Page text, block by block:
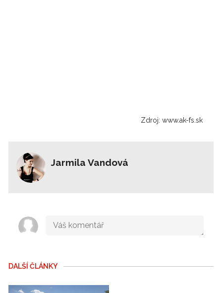
Zdroj: www.ak-fs.sk
Jarmila Vandová
DALŠÍ ČLÁNKY